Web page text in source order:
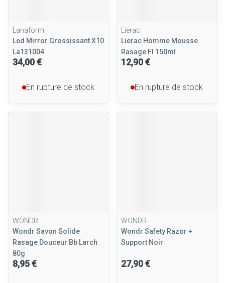
Lanaform
Led Mirror Grossissant X10
La131004
34,00 €
En rupture de stock
Lierac
Lierac Homme Mousse
Rasage Fl 150ml
12,90 €
En rupture de stock
WONDR
Wondr Savon Solide
Rasage Douceur Bb Larch
80g
8,95 €
WONDR
Wondr Safety Razor +
Support Noir
27,90 €